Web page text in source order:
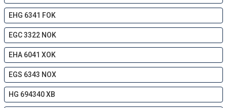
EHG 6341 FOK
EGC 3322 NOK
EHA 6041 XOK
EGS 6343 NOX
HG 694340 XB